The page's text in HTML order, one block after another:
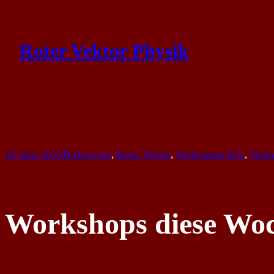
content
Roter Vektor Physik
10 June 2013Diskussion, Roter Vektor, Vorlesungs Info,
Workshops diese